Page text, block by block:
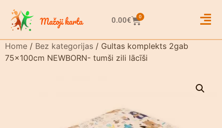
0.00€ 0
Home / Bez kategorijas / Gultas komplekts 2gab
75x100cm NEWBORN- tumši zili lācīši